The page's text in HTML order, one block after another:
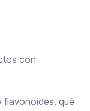
con
flavonoides, qué